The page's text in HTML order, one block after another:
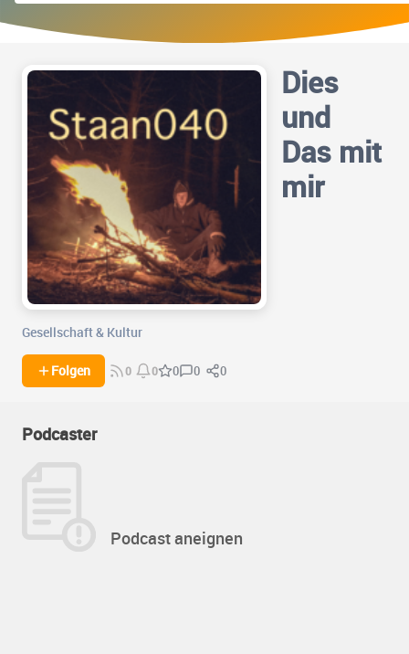
Dies
und
Das mit
mir
Gesellschaft & Kultur
Folgen 0 0 0 0 0
Podcaster
Podcast aneignen